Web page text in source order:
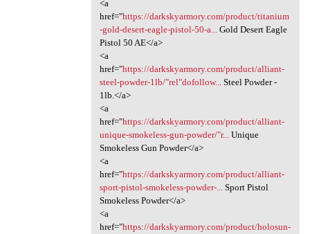
<a
href="https://darkskyarmory.com/product/titanium
-gold-desert-eagle-pistol-50-a...Gold Desert Eagle
Pistol 50 AE</a>
<a
href="https://darkskyarmory.com/product/alliant-
steel-powder-1lb/"rel"dofollow...Steel Powder -
1lb.</a>
<a
href="https://darkskyarmory.com/product/alliant-
unique-smokeless-gun-powder/"r...Unique
Smokeless Gun Powder</a>
<a
href="https://darkskyarmory.com/product/alliant-
sport-pistol-smokeless-powder-...Sport Pistol
Smokeless Powder</a>
<a
href="https://darkskyarmory.com/product/holosun-